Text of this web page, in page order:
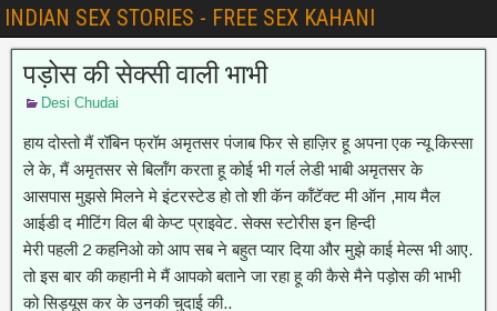
INDIAN SEX STORIES - FREE SEX KAHANI
पड़ोस की सेक्सी वाली भाभी
Desi Chudai
हाय दोस्तो मैं रॉबिन फ्रॉम अमृतसर पंजाब फिर से हाज़िर हू अपना एक न्यू किस्सा
ले के, मैं अमृतसर से बिलॉंग करता हू कोई भी गर्ल लेडी भाबी अमृतसर के
आसपास मुझसे मिलने मे इंटरस्टेड हो तो शी कॅन कॉंटॅक्ट मी ऑन ,माय मैल
आईडी द मीटिंग विल बी केप्ट प्राइवेट. सेक्स स्टोरीस इन हिन्दी
मेरी पहली 2 कहनिओ को आप सब ने बहुत प्यार दिया और मुझे काई मेल्स भी आए.
तो इस बार की कहानी मे मैं आपको बताने जा रहा हू की कैसे मैने पड़ोस की भाभी
को सिड्यूस कर के उनकी चुदाई की..